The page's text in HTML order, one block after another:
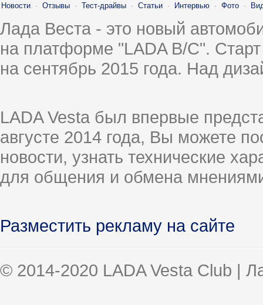
Новости · Отзывы · Тест-драйвы · Статьи · Интервью · Фото ·
Лада Веста - это новый
на платформе "LADA B/C".
на сентябрь 2015 года. Над
LADA Vesta был впервые
августе 2014 года, Вы можете
новости, узнать технические
для общения и обмена
Разместить рекламу на сайте
© 2014-2020 LADA Vesta Club |